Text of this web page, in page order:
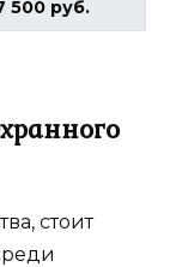
500 руб.
стоит